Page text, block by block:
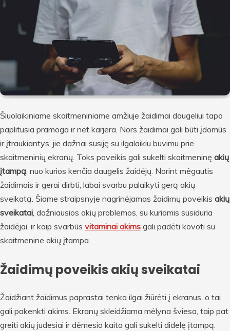
Šiuolaikiniame skaitmeniniame amžiuje žaidimai daugeliui tapo
paplitusia pramoga ir net karjera. Nors žaidimai gali būti įdomūs
ir įtraukiantys, jie dažnai susiję su ilgalaikiu buvimu prie
skaitmeninių ekranų. Toks poveikis gali sukelti skaitmeninę akių
įtampą , nuo kurios kenčia daugelis žaidėjų. Norint mėgautis
žaidimais ir gerai dirbti, labai svarbu palaikyti gerą akių
sveikatą. Šiame straipsnyje nagrinėjamas žaidimų poveikis akių
sveikatai , dažniausios akių problemos, su kuriomis susiduria
žaidėjai, ir kaip svarbūs vitaminai akims gali padėti kovoti su
skaitmenine akių įtampa.
Žaidimų poveikis akių sveikatai
Žaidžiant žaidimus paprastai tenka ilgai žiūrėti į ekranus, o tai
gali pakenkti akims. Ekranų skleidžiama mėlyna šviesa, taip pat
greiti akių judesiai ir dėmesio kaita gali sukelti didelę įtampą.